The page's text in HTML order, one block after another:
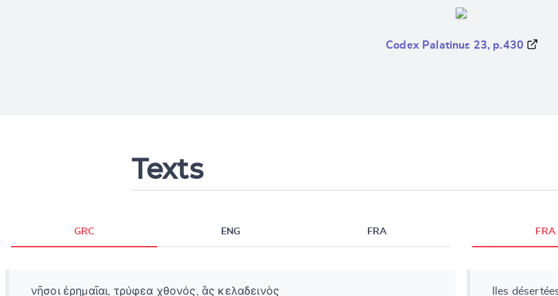
Codex Palatinus 23, p.430
Texts
GRC ENG FRA
νῆσοι ἐρημαῖαι, τρύφεα χθονός, ἃς κελαδεινὸς
FRA
Iles